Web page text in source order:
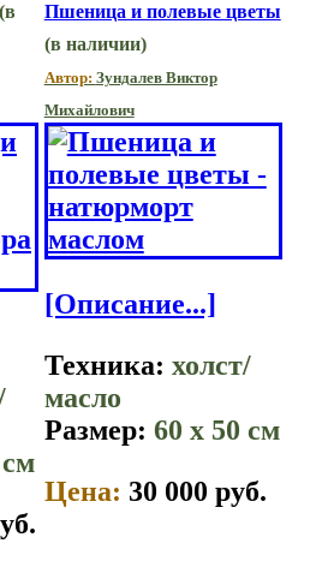
(в
Пшеница и полевые цветы
(в наличии)
Автор: Зундалев Виктор
Михайлович
[Описание...]
Техника: холст/
масло
Размер: 60 x 50 см
Цена: 30 000 руб.